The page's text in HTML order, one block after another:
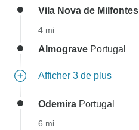
Vila Nova de Milfontes
4 mi
Almograve Portugal
Afficher 3 de plus
Odemira Portugal
6 mi